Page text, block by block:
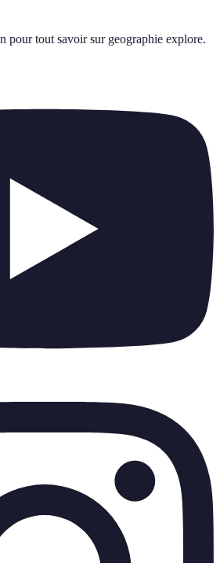
pour tout savoir sur geographie explore.